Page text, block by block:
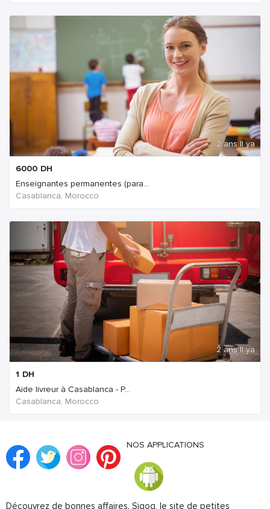
2 ans Il ya
6000 DH
Enseignantes permanentes (para...
Casablanca, Morocco
2 ans Il ya
1 DH
Aide livreur à Casablanca - P...
Casablanca, Morocco
NOS APPLICATIONS
Découvrez de bonnes affaires. Sigog, le site de petites